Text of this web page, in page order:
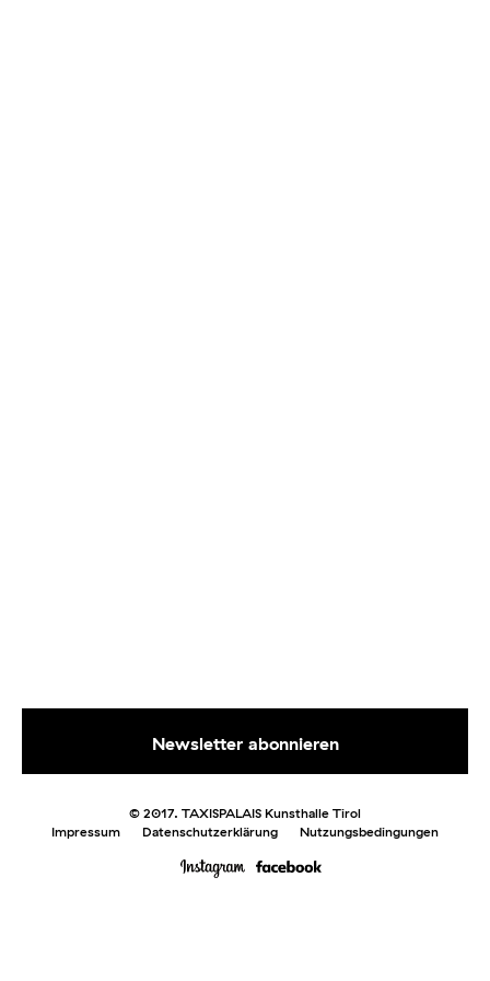
© 2017. TAXISPALAIS Kunsthalle Tirol
Impressum
Datenschutzerklärung Nutzungsbedingungen